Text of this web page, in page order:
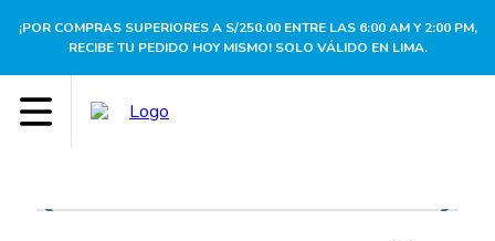
¡POR COMPRAS SUPERIORES A S/250.00 ENTRE LAS 6:00 AM Y 2:00 PM,
RECIBE TU PEDIDO HOY MISMO! SOLO VÁLIDO EN LIMA.